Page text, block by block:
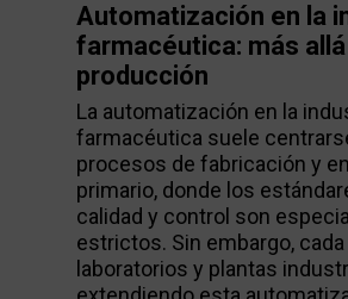
Automatización en la
farmacéutica: más allá
producción
La automatización en la
farmacéutica suele
procesos de fabricación y
primario, donde los
calidad y control son
estrictos. Sin embargo,
laboratorios y plantas